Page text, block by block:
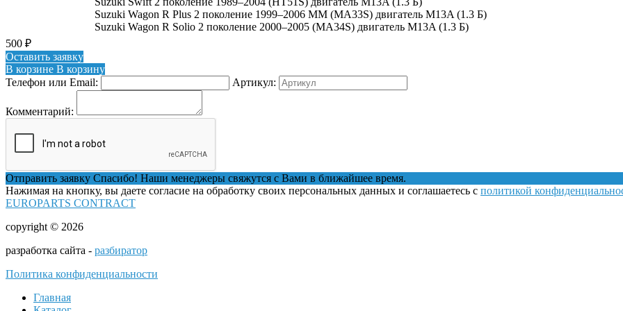
Suzuki Wagon R Plus 2 поколение 1999–2006 MM (MA33S) двигатель M13A (1.3 Б)
Suzuki Wagon R Solio 2 поколение 2000–2005 (MA34S) двигатель M13A (1.3 Б)
500 ₽
Оставить заявку
В корзине В корзину
Телефон или Email:
Артикул:
Комментарий:
Отправить заявку Спасибо! Наши менеджеры свяжутся с Вами в ближайшее время.
Нажимая на кнопку, вы даете согласие на обработку своих персональных данных и соглашаетесь с политикой
EUROPARTS CONTRACT
copyright © 2026
разработка сайта - разбиратор
Политика конфиденциальности
Главная